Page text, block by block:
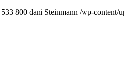
533 800 dani Steinmann /wp-content/